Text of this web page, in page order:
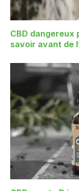
CBD dangereux
savoir avant de